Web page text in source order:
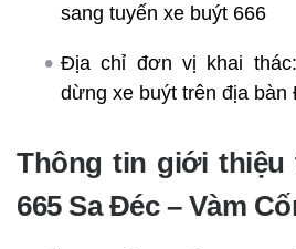
sang tuyến xe buýt 666
Địa chỉ đơn vị khai
dừng xe buýt trên địa bàn
Thông tin giới thiệu
665 Sa Đéc – Vàm